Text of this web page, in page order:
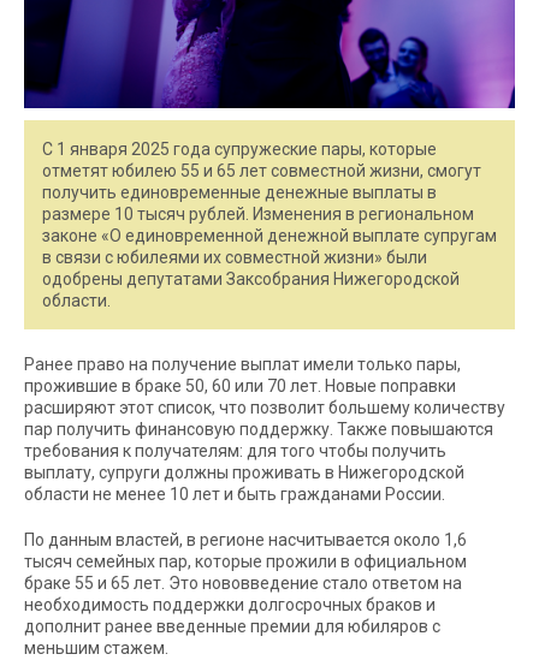
С 1 января 2025 года супружеские пары, которые
отметят юбилею 55 и 65 лет совместной жизни, смогут
получить единовременные денежные выплаты в
размере 10 тысяч рублей. Изменения в региональном
законе «О единовременной денежной выплате супругам
в связи с юбилеями их совместной жизни» были
одобрены депутатами Заксобрания Нижегородской
области.
Ранее право на получение выплат имели только пары,
прожившие в браке 50, 60 или 70 лет. Новые поправки
расширяют этот список, что позволит большему количеству
пар получить финансовую поддержку. Также повышаются
требования к получателям: для того чтобы получить
выплату, супруги должны проживать в Нижегородской
области не менее 10 лет и быть гражданами России.
По данным властей, в регионе насчитывается около 1,6
тысяч семейных пар, которые прожили в официальном
браке 55 и 65 лет. Это нововведение стало ответом на
необходимость поддержки долгосрочных браков и
дополнит ранее введенные премии для юбиляров с
меньшим стажем.